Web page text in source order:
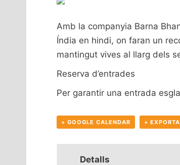
Amb la companyia Barna
Índia en hindi, on faran un
mantingut vives al llarg dels
Reserva d’entrades
Per garantir una entrada
+ GOOGLE CALENDAR +
Detalls